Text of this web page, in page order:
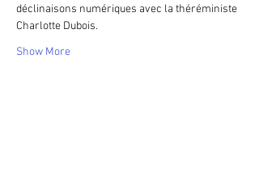
déclinaisons numériques avec la théréministe
Charlotte Dubois.
Show More